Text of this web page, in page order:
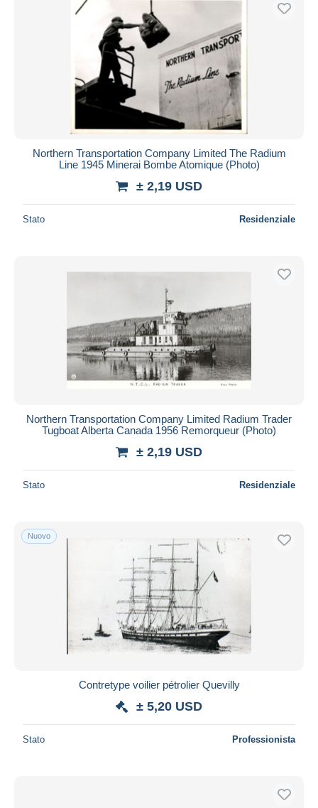
Spedizione gratuita
Metodi di pagamento
PayPal
Bonifico bancario
Visa
Bancontact
iDeal
Residenza del venditore
Aggiorna
Northern Transportation Company Limited The Radium
Line 1945 Minerai Bombe Atomique (Photo)
± 2,19 USD
Stato Residenziale
Northern Transportation Company Limited Radium Trader
Tugboat Alberta Canada 1956 Remorqueur (Photo)
± 2,19 USD
Stato Residenziale
Nuovo
Contretype voilier pétrolier Quevilly
± 5,20 USD
Stato Professionista